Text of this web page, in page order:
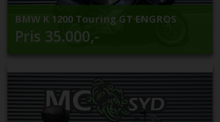
BMW K 1200 Touring GT ENGROS
Pris 35.000,-